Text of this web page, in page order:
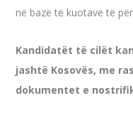
në bazë të kuotave të
Kandidatët të cilët
jashtë Kosovës, me
dokumentet e